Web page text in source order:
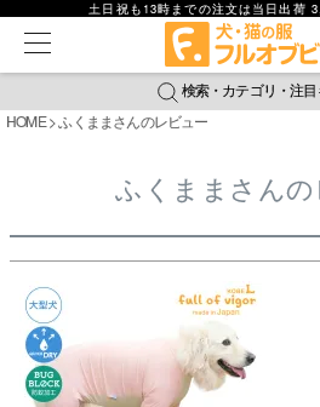
土日祝も13時までの注文は当日出荷
検索・カテゴリ・注
防蚊 腹巻 撥水
接触冷感 おそろコーデ
返品・交換について
在庫なし商品を表示しない
商品番号
並び順
価格が安い順
価格が高い順
HOME ふくままさんのレビュー
ふくままさん